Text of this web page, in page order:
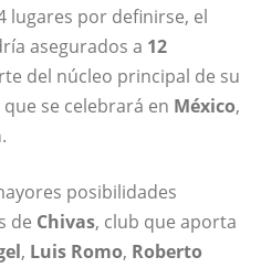
lugares por definirse, el
asegurados a 12
del núcleo principal de su
se celebrará en México,
.
posibilidades
de Chivas, club que aporta
, Luis Romo, Roberto